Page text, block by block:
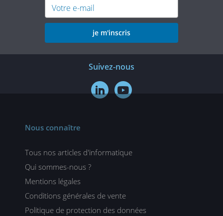
je m'inscris
Suivez-nous
 
Nous connaître
Tous nos articles d'informatique
Qui sommes-nous ?
Mentions légales
Conditions générales de vente
Politique de protection des données